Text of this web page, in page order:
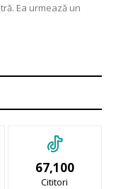
Ea urmează un
67,100
Cititori